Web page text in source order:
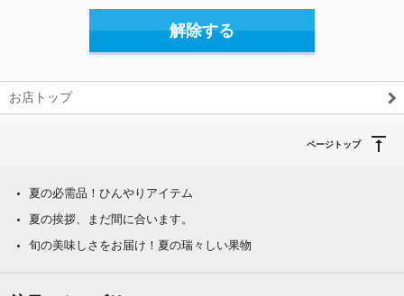
解除する
お店トップ
ページトップ
夏の必需品！ひんやりアイテム
夏の挨拶、まだ間に合います。
旬の美味しさをお届け！夏の瑞々しい果物